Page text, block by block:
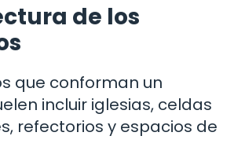
de los
que conforman un
incluir iglesias, celdas
refectorios y espacios de